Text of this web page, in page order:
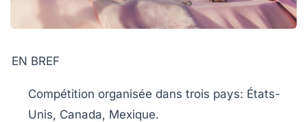
EN BREF
Compétition organisée dans trois pays: États-
Unis, Canada, Mexique.